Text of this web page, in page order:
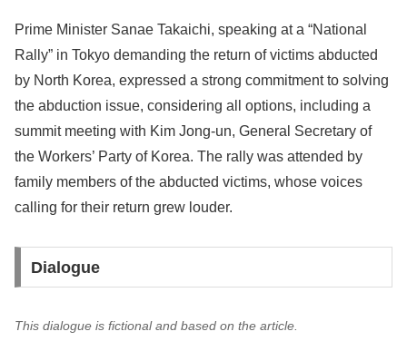
Prime Minister Sanae Takaichi, speaking at a “National
Rally” in Tokyo demanding the return of victims abducted
by North Korea, expressed a strong commitment to solving
the abduction issue, considering all options, including a
summit meeting with Kim Jong-un, General Secretary of
the Workers’ Party of Korea. The rally was attended by
family members of the abducted victims, whose voices
calling for their return grew louder.
Dialogue
This dialogue is fictional and based on the article.